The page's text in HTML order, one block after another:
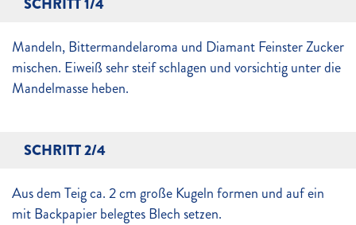
Mandeln, Bittermandelaroma und Diamant Feinster Zucker
mischen. Eiweiß sehr steif schlagen und vorsichtig unter die
Mandelmasse heben.
SCHRITT 2/4
Aus dem Teig ca. 2 cm große Kugeln formen und auf ein
mit Backpapier belegtes Blech setzen.